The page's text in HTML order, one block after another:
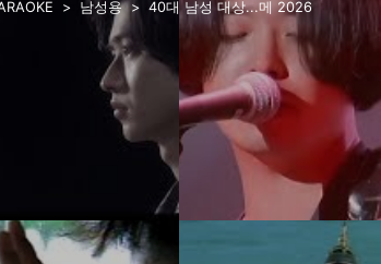
남성용 40대 남성 대상...메 2026